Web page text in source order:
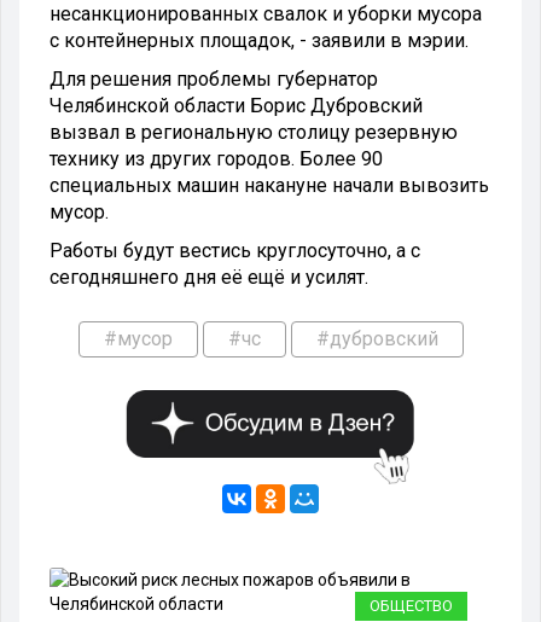
несанкционированных свалок и уборки мусора
с контейнерных площадок, - заявили в мэрии.
Для решения проблемы губернатор
Челябинской области Борис Дубровский
вызвал в региональную столицу резервную
технику из других городов. Более 90
специальных машин накануне начали вывозить
мусор.
Работы будут вестись круглосуточно, а с
сегодняшнего дня её ещё и усилят.
#мусор #чс #дубровский
ОБЩЕСТВО